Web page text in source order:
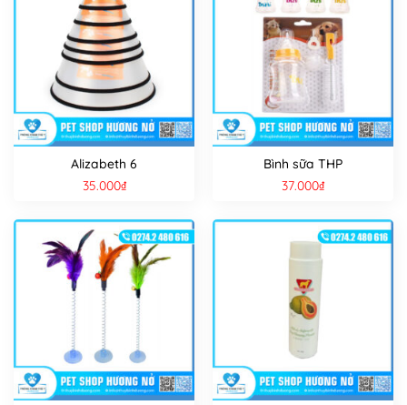
Alizabeth 6
35.000₫
Bình sữa THP
37.000₫